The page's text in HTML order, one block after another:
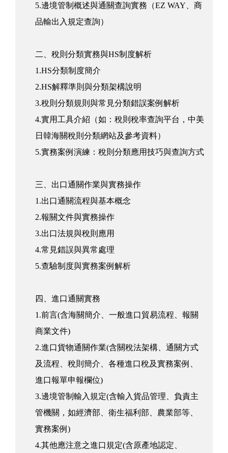
5.邊境管制概述與通關查詢實務（EZ WAY、商
品輸出入規定查詢）
二、稅則分類實務與HS制度解析
1.HS分類制度簡介
2.HS解釋準則與分類架構說明
3.稅則分類規則與常見分類錯誤案例解析
4.實用工具介紹（如：稅則稅率查詢平台，中美
日韓海關稅則分類網站及參考資料）
5.實務案例演練：稅則分類應用技巧與查詢方式
三、出口通關作業與實務操作
1.出口通關流程與基本概念
2.報關文件與實務操作
3.出口法規與稅則應用
4.常見錯誤與異常處理
5.查驗制度與實務案例解析
四、進口通關實務
1.前言(含海關簡介、一般進口貿易流程、報關
商業文件)
2.進口貨物通關作業(含關稅法架構、通關方式
及流程、稅則簡介、各種進口稅及實務案例、
進口報單申報欄位)
3.邊境管制輸入規定(含輸入貨品管理、負責主
管機關，如經濟部、衛生福利部、農業部等、
實務案例)
4.其他應注意之進口規定(含原產地認定、